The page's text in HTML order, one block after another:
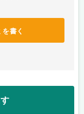
書く